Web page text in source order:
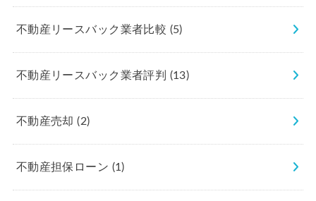
不動産リースバック業者比較 (5)
不動産リースバック業者評判 (13)
不動産売却(2)
不動産担保ローン (1)